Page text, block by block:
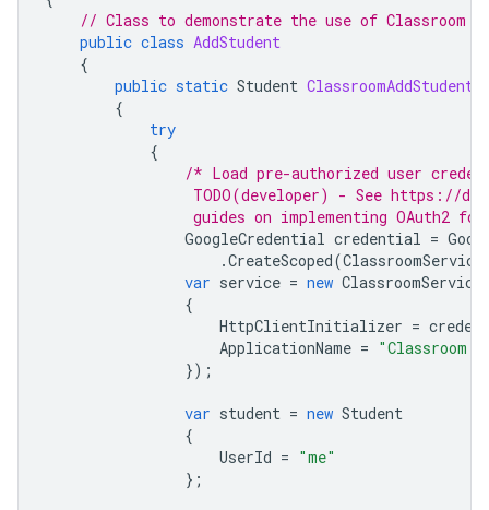
// Class to demonstrate the use of Classroom
public class AddStudent
{
public static Student ClassroomAddStudent
{
try
{
/* Load pre-authorized user
TODO(developer) - See https://
guides on implementing OAuth2
GoogleCredential credential =
.CreateScoped(ClassroomService
var service = new ClassroomService
{
HttpClientInitializer =
ApplicationName = "Classroom
});
var student = new Student
{
UserId = "me"
};